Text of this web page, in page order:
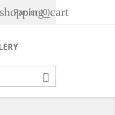
shopping_cart
Panier(0)
